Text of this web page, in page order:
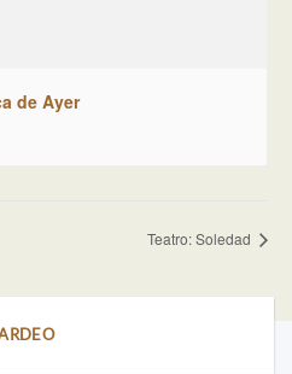
de Ayer
Teatro: Soledad